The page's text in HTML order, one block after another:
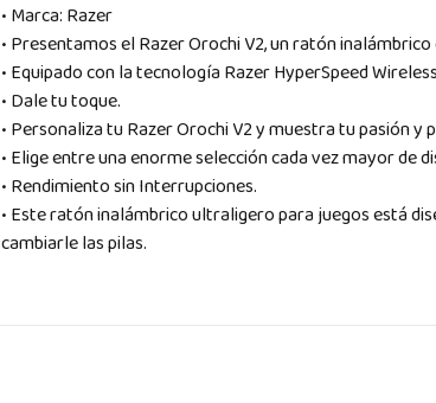
• Marca: Razer
• Presentamos el Razer Orochi V2, un ratón
• Equipado con la tecnología Razer HyperSpeed
• Dale tu toque.
• Personaliza tu Razer Orochi V2 y muestra tu pasión y
• Elige entre una enorme selección cada vez mayor
• Rendimiento sin Interrupciones.
• Este ratón inalámbrico ultraligero para juegos está
cambiarle las pilas.